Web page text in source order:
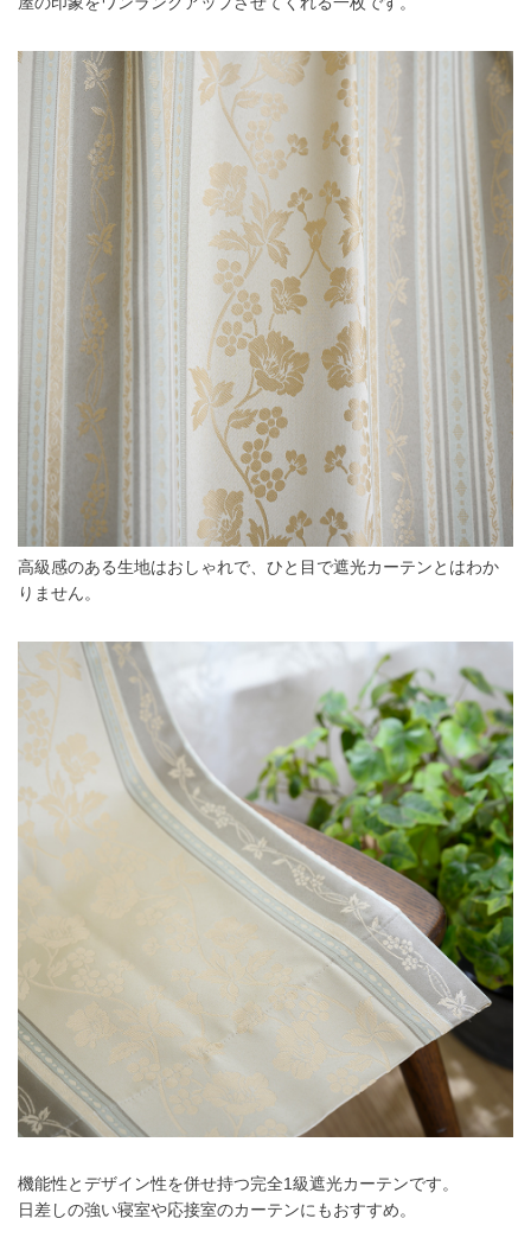
高級感のある生地はおしゃれで、ひと目で遮光カーテンとはわか
りません。
機能性とデザイン性を併せ持つ完全1級遮光カーテンです。
日差しの強い寝室や応接室のカーテンにもおすすめ。